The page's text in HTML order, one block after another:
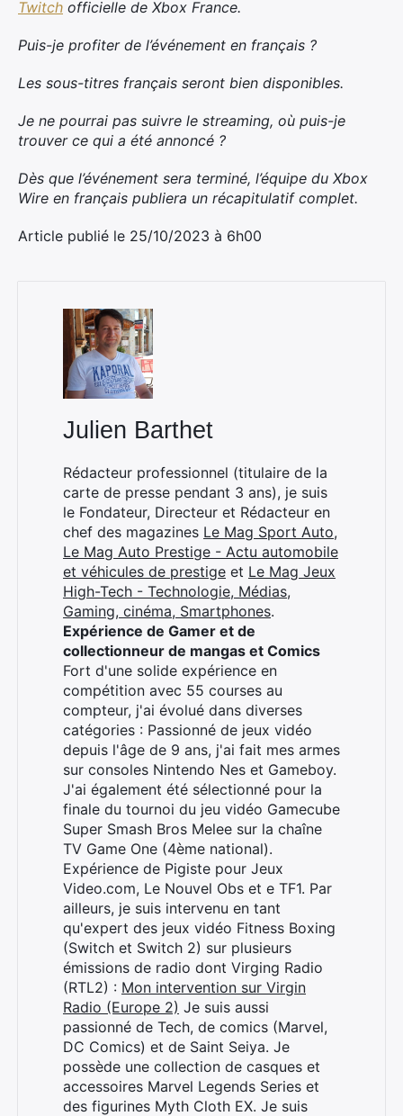
Twitch officielle de Xbox France.
Puis-je profiter de l’événement en français ?
Les sous-titres français seront bien disponibles.
Je ne pourrai pas suivre le streaming, où puis-je
trouver ce qui a été annoncé ?
Dès que l’événement sera terminé, l’équipe du Xbox
Wire en français publiera un récapitulatif complet.
Article publié le 25/10/2023 à 6h00
Julien Barthet
Rédacteur professionnel (titulaire de la
carte de presse pendant 3 ans), je suis
le Fondateur, Directeur et Rédacteur en
chef des magazines Le Mag Sport Auto,
Le Mag Auto Prestige - Actu automobile
et véhicules de prestige et Le Mag Jeux
High-Tech - Technologie, Médias,
Gaming, cinéma, Smartphones.
Expérience de Gamer et de
collectionneur de mangas et Comics
Fort d'une solide expérience en
compétition avec 55 courses au
compteur, j'ai évolué dans diverses
catégories : Passionné de jeux vidéo
depuis l'âge de 9 ans, j'ai fait mes armes
sur consoles Nintendo Nes et Gameboy.
J'ai également été sélectionné pour la
finale du tournoi du jeu vidéo Gamecube
Super Smash Bros Melee sur la chaîne
TV Game One (4ème national).
Expérience de Pigiste pour Jeux
Video.com, Le Nouvel Obs et e TF1. Par
ailleurs, je suis intervenu en tant
qu'expert des jeux vidéo Fitness Boxing
(Switch et Switch 2) sur plusieurs
émissions de radio dont Virging Radio
(RTL2) : Mon intervention sur Virgin
Radio (Europe 2) Je suis aussi
passionné de Tech, de comics (Marvel,
DC Comics) et de Saint Seiya. Je
possède une collection de casques et
accessoires Marvel Legends Series et
des figurines Myth Cloth EX. Je suis
Rechercher